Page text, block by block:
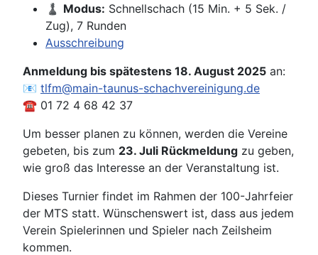
♟️ Modus: Schnellschach (15 Min. + 5 Sek. /
Zug), 7 Runden
Ausschreibung
Anmeldung bis spätestens 18. August 2025 an:
📧 tlfm@main-taunus-schachvereinigung.de
☎️ 01 72 4 68 42 37
Um besser planen zu können, werden die Vereine
gebeten, bis zum 23. Juli Rückmeldung zu geben,
wie groß das Interesse an der Veranstaltung ist.
Dieses Turnier findet im Rahmen der 100-Jahrfeier
der MTS statt. Wünschenswert ist, dass aus jedem
Verein Spielerinnen und Spieler nach Zeilsheim
kommen.